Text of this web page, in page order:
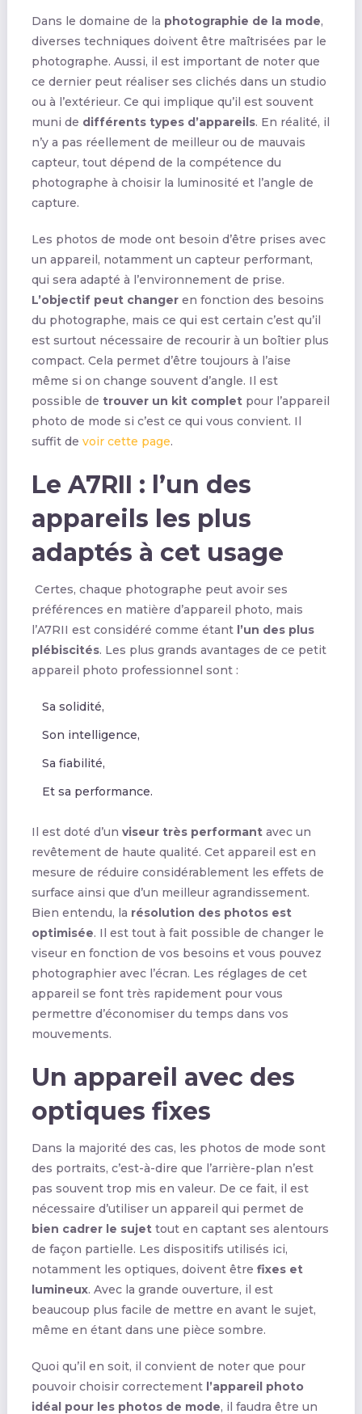
Dans le domaine de la photographie de la mode,
diverses techniques doivent être maîtrisées par le
photographe. Aussi, il est important de noter que
ce dernier peut réaliser ses clichés dans un studio
ou à l’extérieur. Ce qui implique qu’il est souvent
muni de différents types d’appareils. En réalité, il
n’y a pas réellement de meilleur ou de mauvais
capteur, tout dépend de la compétence du
photographe à choisir la luminosité et l’angle de
capture.
Les photos de mode ont besoin d’être prises avec
un appareil, notamment un capteur performant,
qui sera adapté à l’environnement de prise.
L’objectif peut changeren fonction des besoins
du photographe, mais ce qui est certain c’est qu’il
est surtout nécessaire de recourir à un boîtier plus
compact. Cela permet d’être toujours à l’aise
même si on change souvent d’angle. Il est
possible de trouver un kit completpour l’appareil
photo de mode si c’est ce qui vous convient. Il
suffit de voir cette page.
Le A7RII : l’un des
appareils les plus
adaptés à cet usage
Certes, chaque photographe peut avoir ses
préférences en matière d’appareil photo, mais
l’A7RII est considéré comme étant l’un des plus
plébiscités. Les plus grands avantages de ce petit
appareil photo professionnel sont :
Sa solidité,
Son intelligence,
Sa fiabilité,
Et sa performance.
Il est doté d’un viseur très performantavec un
revêtement de haute qualité. Cet appareil est en
mesure de réduire considérablement les effets de
surface ainsi que d’un meilleur agrandissement.
Bien entendu, la résolution des photos est
optimisée. Il est tout à fait possible de changer le
viseur en fonction de vos besoins et vous pouvez
photographier avec l’écran. Les réglages de cet
appareil se font très rapidement pour vous
permettre d’économiser du temps dans vos
mouvements.
Un appareil avec des
optiques fixes
Dans la majorité des cas, les photos de mode sont
des portraits, c’est-à-dire que l’arrière-plan n’est
pas souvent trop mis en valeur. De ce fait, il est
nécessaire d’utiliser un appareil qui permet de
bien cadrer le sujet tout en captant ses alentours
de façon partielle. Les dispositifs utilisés ici,
notamment les optiques, doivent être fixes et
lumineux. Avec la grande ouverture, il est
beaucoup plus facile de mettre en avant le sujet,
même en étant dans une pièce sombre.
Quoi qu’il en soit, il convient de noter que pour
pouvoir choisir correctement l’appareil photo
idéal pour les photos de mode, il faudra être un